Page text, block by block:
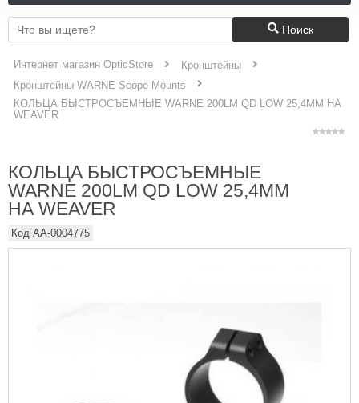
Поиск
Интернет магазин OpticStore
Кронштейны
Кронштейны WARNE Scope Mounts
КОЛЬЦА БЫСТРОСЪЕМНЫЕ WARNE 200LM QD LOW 25,4ММ НА
WEAVER
КОЛЬЦА БЫСТРОСЪЕМНЫЕ
WARNE 200LM QD LOW 25,4ММ
НА WEAVER
Код AA-0004775